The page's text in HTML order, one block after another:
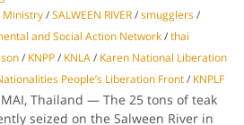
Ministry/SALWEEN RIVER/smugglers/
and Social Action Network/thai
/ KNPP/ KNLA/ Karen National Liberation
People’s Liberation Front/ KNPLF
MAI, Thailand — The 25 tons of teak
seized on the Salween River in